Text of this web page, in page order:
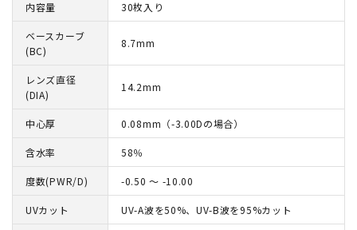
内容量 30枚入り
ベースカーブ
(BC)
8.7mm
レンズ直径
(DIA)
14.2mm
中心厚 0.08mm（-3.00Dの場合）
含水率 58％
度数(PWR/D) -0.50 ～ -10.00
UVカット UV-A波を50%、UV-B波を95%カット